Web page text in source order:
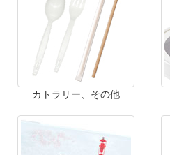
カトラリー、その他